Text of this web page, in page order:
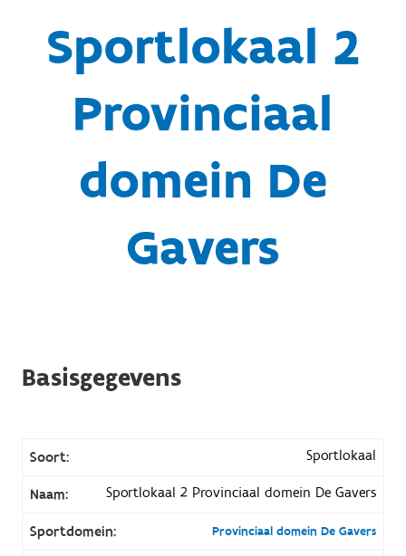
Sportlokaal 2
Provinciaal
domein De
Gavers
Basisgegevens
Soort: Sportlokaal
Naam: Sportlokaal 2 Provinciaal domein De Gavers
Sportdomein: Provinciaal domein De Gavers